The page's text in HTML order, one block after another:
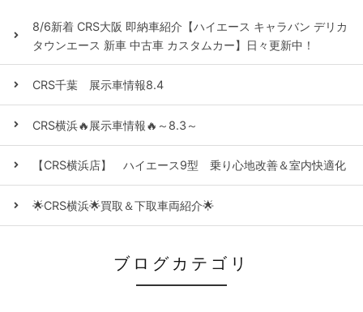
8/6新着 CRS大阪 即納車紹介【ハイエース キャラバン デリカ
タウンエース 新車 中古車 カスタムカー】日々更新中！
CRS千葉 展示車情報8.4
CRS横浜🔥展示車情報🔥～8.3～
【CRS横浜店】 ハイエース9型 乗り心地改善＆室内快適化
🌟CRS横浜🌟買取＆下取車両紹介🌟
ブログカテゴリ